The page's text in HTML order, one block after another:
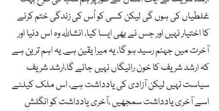
غلطیاں کی ہوں گی لیکن کسی کو اُس کی زندگی ختم کرنے
کا اختیار نہیں اور جس نے بھی ایسا کیا، انشاللہ وہ اس دنیا اور
آخرت میں جہنم رسید ہو گا، یہ میرا یقین ہے. یہ اہم ترین ہے
کہ ارشد شریف کا خون رائیگاں نہیں جائے گا،ارشد شریف
سیاست نہیں لیکن آزادی کی یادداشت ہے، اس ملک کیلئے
اسے آخری یادداشت سمجھیں ،آخری یادداشت کو انگلش